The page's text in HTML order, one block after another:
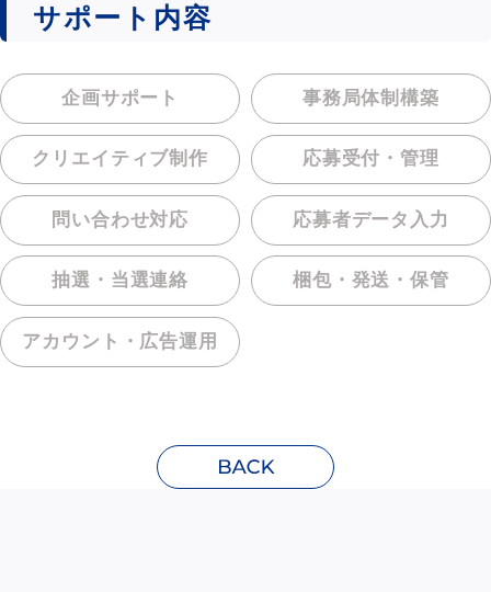
サポート内容
企画サポート 事務局体制構築
クリエイティブ制作 応募受付・管理
問い合わせ対応 応募者データ入力
抽選・当選連絡 梱包・発送・保管
アカウント・ 広告運用